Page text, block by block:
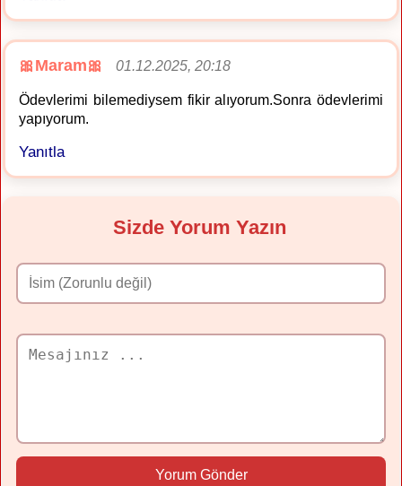
🎀Maram🎀 01.12.2025, 20:18
Ödevlerimi bilemediysem fikir alıyorum.Sonra ödevlerimi
yapıyorum.
Yanıtla
Sizde Yorum Yazın
Yorum Gönder